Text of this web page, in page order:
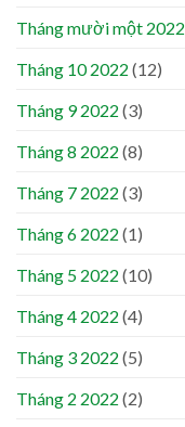
Tháng mười một 2022
Tháng 10 2022 (12)
Tháng 9 2022 (3)
Tháng 8 2022 (8)
Tháng 7 2022 (3)
Tháng 6 2022 (1)
Tháng 5 2022 (10)
Tháng 4 2022 (4)
Tháng 3 2022 (5)
Tháng 2 2022 (2)